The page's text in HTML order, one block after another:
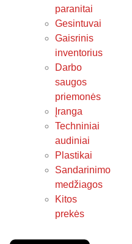
paranitai
Gesintuvai
Gaisrinis
inventorius
Darbo
saugos
priemonės
Įranga
Techniniai
audiniai
Plastikai
Sandarinimo
medžiagos
Kitos
prekės